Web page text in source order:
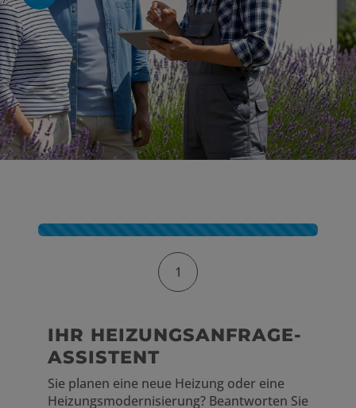
Kontaktformular-Fortschritt
1
IHR HEIZUNGSANFRAGE-
ASSISTENT
Sie planen eine neue Heizung oder eine
Heizungsmodernisierung? Beantworten Sie
und schließen
und schließen